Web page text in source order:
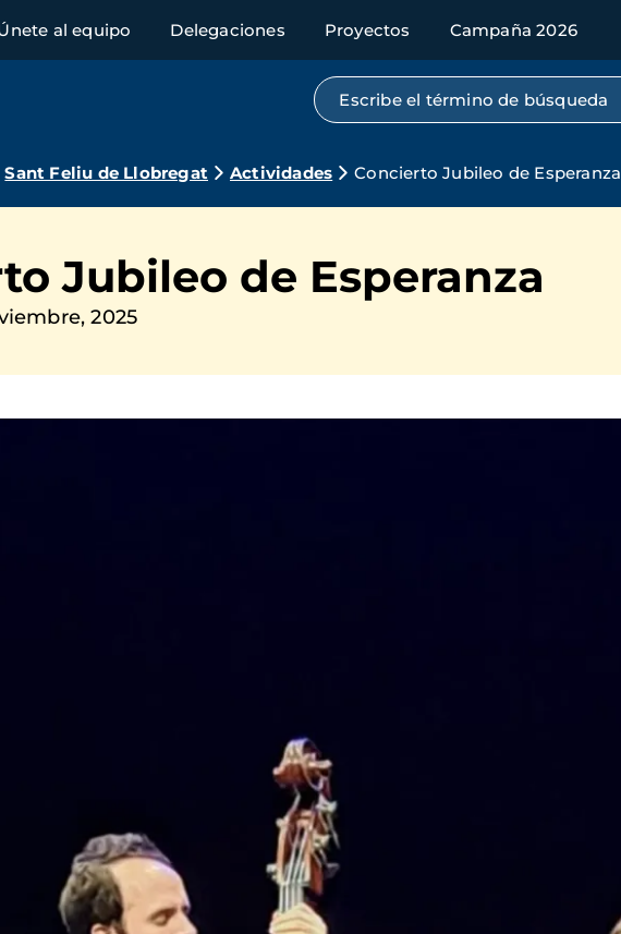
al equipo Delegaciones Proyectos Campaña 2026
Búsqueda por texto completo
Sant Feliu de Llobregat Actividades Concierto Jubileo de Esperanza
Jubileo de Esperanza
2025